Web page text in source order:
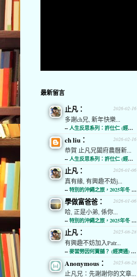
最新留言
2026-02-16
止凡：
多謝ch兄, 新年快樂...
-- 人生反思系列：許仕仁 (經濟通)
2026-02-16
ch liu：
恭賀 止凡兄闔府農曆新...
-- 人生反思系列：許仕仁 (經濟通)
2026-01-06
止凡：
真有緣, 有興趣不妨j...
-- 特別的沖繩之旅，2025年冬 (經濟通)
2026-01-06
學做富爸爸：
哈, 正是小弟, 係你...
-- 特別的沖繩之旅，2025年冬 (經濟通)
2025-08-28
止凡：
有興趣不妨加入Patr...
-- 麥當勞因何賣舖？ (經濟通) (略)
2025-08-28
Anonymous：
止凡兄：先謝謝你的文章...